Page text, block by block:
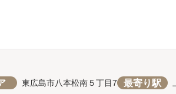
東広島市八本松南５丁目7 最寄り駅